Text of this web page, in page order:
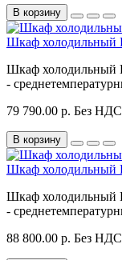
В корзину
Шкаф холодильный
Шкаф холодильный
-
79 790.00 р. Без
В корзину
Шкаф холодильный
Шкаф холодильный
-
88 800.00 р. Без